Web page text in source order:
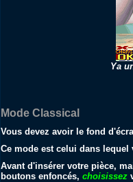
Ya
Mode Classical
Vous devez avoir le fond
Ce mode est celui dans lequel
Avant d'insérer votre pièce,
boutons enfoncés,choisissez